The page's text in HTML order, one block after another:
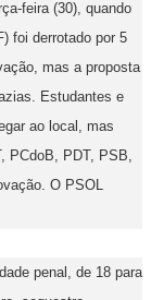
feira (30), quando
foi derrotado por 5
mas a proposta
Estudantes e
ao local, mas
PCdoB, PDT, PSB,
O PSOL
penal, de 18 para